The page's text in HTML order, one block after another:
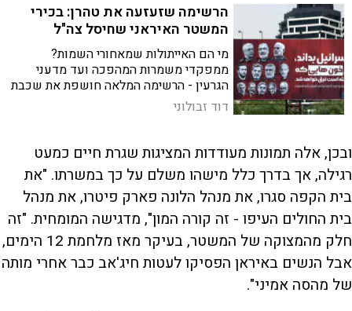
הרשימה שזעזעה את טהרן: בכירי
המשטר האיראני שחיסל צה"ל
מי הם האייתולות שמאחורי השמות?
ממפקדי משמרות המהפכה ועד מדעני
הגרעין - הרשימה המלאה חושפת את שכבת
ההנהגה שפיתחה, תכננה והובילה את
פרויקט הטרור והתחמשות האסטרטגית של
דוד זבולוני
ובכן, אלה תמונות מעודדות המציגות שגרת חיים כמעט
רגילה, אך בדרך כלל מישהו משלם על כך במשרתו. "את
בית הקפה סגרו, את מנהל הלונה פארק פיטרו, את מנהל
בית החולים העיפו - זה קורה המון", מדגישה המומחית. "זה
חלק מהמצוקה של המשטר, בעיקר מאז מלחמת 12 הימים,
אבל הנשים באיראן הפסיקו לעטות חיג'אב כבר אחרי מותה
של מהסה אמיני".